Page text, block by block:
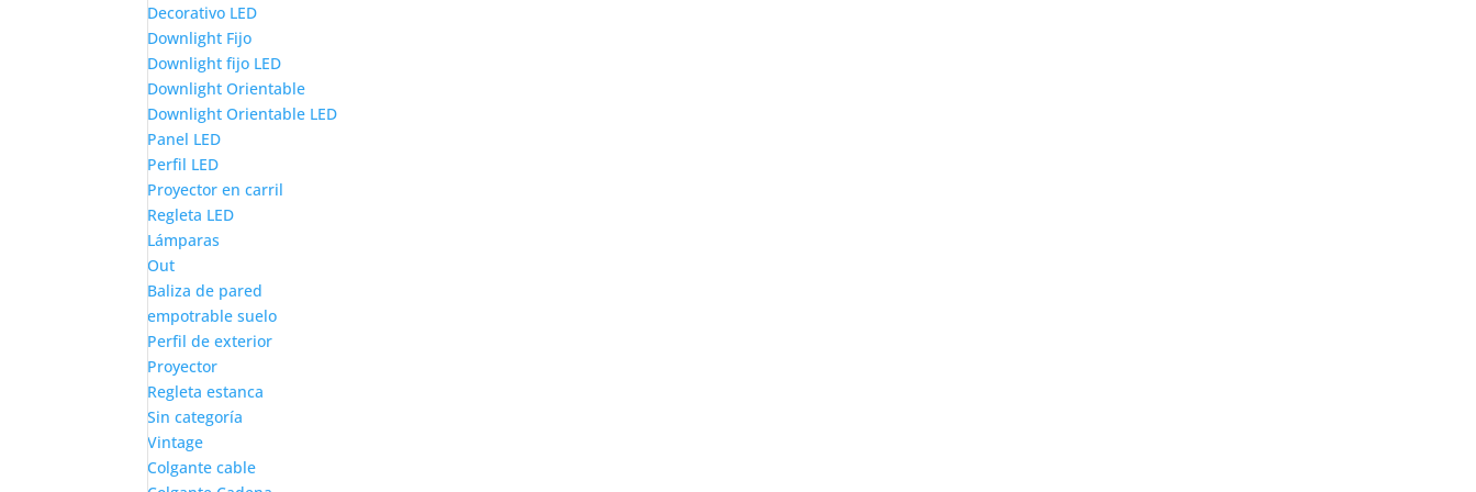
Decorativo LED
Downlight Fijo
Downlight fijo LED
Downlight Orientable
Downlight Orientable LED
Panel LED
Perfil LED
Proyector en carril
Regleta LED
Lámparas
Out
Baliza de pared
empotrable suelo
Perfil de exterior
Proyector
Regleta estanca
Sin categoría
Vintage
Colgante cable